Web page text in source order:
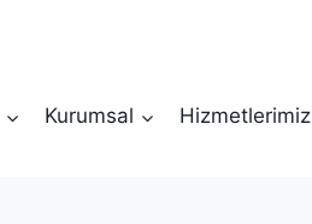
Kurumsal Hizmetlerimiz